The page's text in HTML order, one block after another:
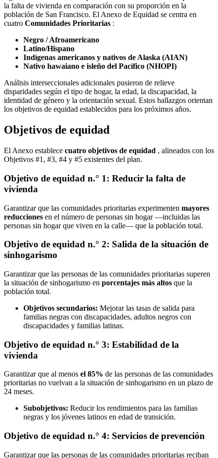
la falta de vivienda en comparación con su proporción en la
población de San Francisco. El Anexo de Equidad se centra en
cuatro Comunidades Prioritarias :
Negro / Afroamericano
Latino/Hispano
Indígenas americanos y nativos de Alaska (AIAN)
Nativo hawaiano e isleño del Pacífico (NHOPI)
Análisis interseccionales adicionales pusieron de relieve
disparidades según el tipo de hogar, la edad, la discapacidad, la
identidad de género y la orientación sexual. Estos hallazgos orientan
los objetivos de equidad establecidos para los próximos años.
Objetivos de equidad
El Anexo establece cuatro objetivos de equidad , alineados con los
Objetivos #1, #3, #4 y #5 existentes del plan.
Objetivo de equidad n.° 1: Reducir la falta de
vivienda
Garantizar que las comunidades prioritarias experimenten mayores
reducciones en el número de personas sin hogar —incluidas las
personas sin hogar que viven en la calle— que la población total.
Objetivo de equidad n.° 2: Salida de la situación de
sinhogarismo
Garantizar que las personas de las comunidades prioritarias superen
la situación de sinhogarismo en porcentajes más altos que la
población total.
Objetivos secundarios: Mejorar las tasas de salida para
familias negras con discapacidades, adultos negros con
discapacidades y familias latinas.
Objetivo de equidad n.° 3: Estabilidad de la
vivienda
Garantizar que al menos el 85% de las personas de las comunidades
prioritarias no vuelvan a la situación de sinhogarismo en un plazo de
24 meses.
Subobjetivos: Reducir los rendimientos para las familias
negras y los jóvenes latinos en edad de transición.
Objetivo de equidad n.° 4: Servicios de prevención
Garantizar que las personas de las comunidades prioritarias reciban